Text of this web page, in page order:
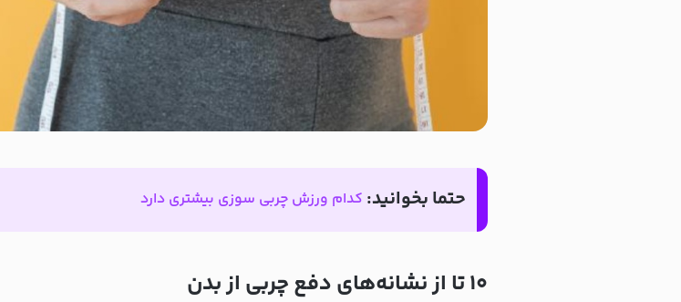
حتما بخوانید: کدام ورزش چربی سوزی بیشتری دارد
۱۰ تا از نشانه‌های دفع چربی از بدن